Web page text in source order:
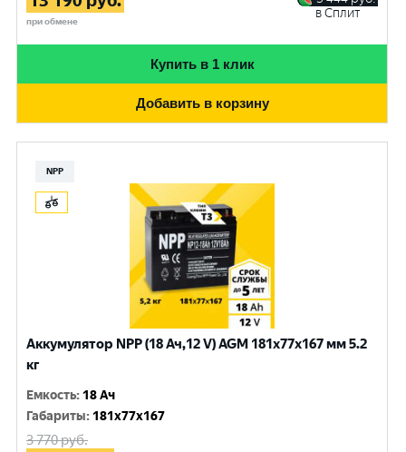
при обмене
в Сплит
Купить в 1 клик
Добавить в корзину
NPP
Аккумулятор NPP (18 Ач,12 V) AGM 181x77x167 мм 5.2
кг
Емкость: 18 Ач
Габариты: 181x77x167
3 770руб.